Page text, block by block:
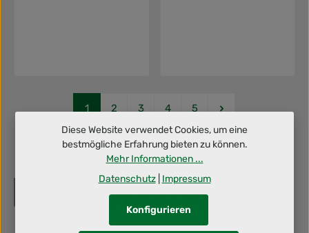
Seite
1 Seite
2 Seite
3 Seite
4 Seite
5
Diese Website verwendet Cookies, um eine
bestmögliche Erfahrung bieten zu können.
Mehr Informationen ...
Datenschutz| Impressum
Konfigurieren